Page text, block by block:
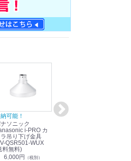
可能！
ソニック
i-PRO カ
ラ吊り下げ金具
QSR501-WUX
料無料)
6,000円 （税別）